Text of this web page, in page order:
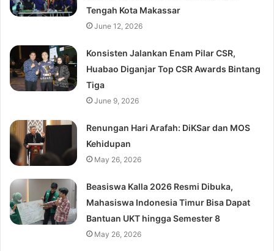
Tengah Kota Makassar
June 12, 2026
Konsisten Jalankan Enam Pilar CSR,
Huabao Diganjar Top CSR Awards Bintang
Tiga
June 9, 2026
Renungan Hari Arafah: DiKSar dan MOS
Kehidupan
May 26, 2026
Beasiswa Kalla 2026 Resmi Dibuka,
Mahasiswa Indonesia Timur Bisa Dapat
Bantuan UKT hingga Semester 8
May 26, 2026